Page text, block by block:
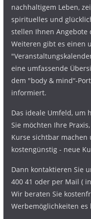
nachhaltigem Leben,
spirituelles und
stellen Ihnen Angebote
Weiteren gibt es einen
eine umfassende
dem "body & mind“-
informiert.
Das ideale Umfeld, um
Sie möchten Ihre
Kurse sichtbar
kostengünstig - neue
Dann kontaktieren Sie
400 41 oder per Mail (
Wir beraten Sie
Werbemöglichkeiten es